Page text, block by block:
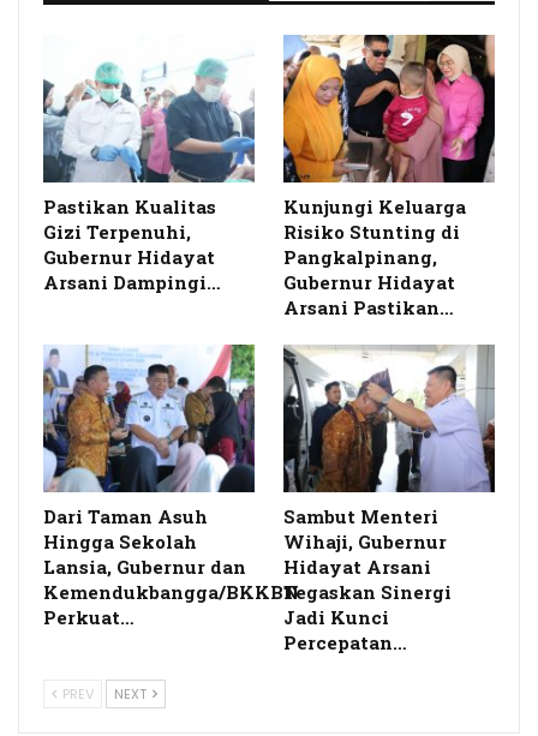
Pastikan Kualitas
Gizi Terpenuhi,
Gubernur Hidayat
Arsani Dampingi…
Kunjungi Keluarga
Risiko Stunting di
Pangkalpinang,
Gubernur Hidayat
Arsani Pastikan…
Dari Taman Asuh
Hingga Sekolah
Lansia, Gubernur dan
Kemendukbangga/BKKBN
Perkuat…
Sambut Menteri
Wihaji, Gubernur
Hidayat Arsani
Tegaskan Sinergi
Jadi Kunci
Percepatan…
PREV NEXT